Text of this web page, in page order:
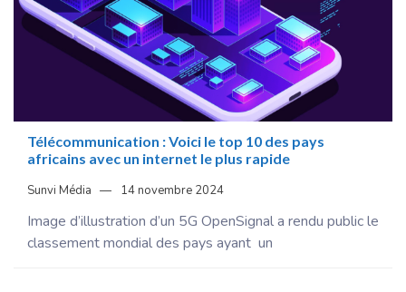
Télécommunication : Voici le top 10 des pays
africains avec un internet le plus rapide
Sunvi Média 14 novembre 2024
Image d’illustration d’un 5G OpenSignal a rendu public le
classement mondial des pays ayant un